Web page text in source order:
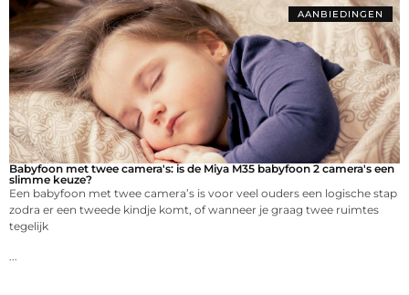
AANBIEDINGEN
Babyfoon met twee camera's: is de Miya M35 babyfoon 2 camera's een
slimme keuze?
Een babyfoon met twee camera’s is voor veel ouders een logische stap
zodra er een tweede kindje komt, of wanneer je graag twee ruimtes
tegelijk